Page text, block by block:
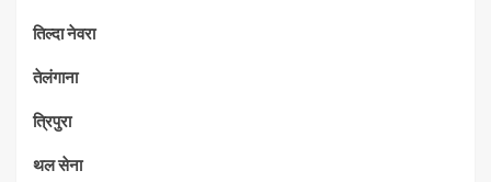
तिल्दा नेवरा
तेलंगाना
त्रिपुरा
थल सेना